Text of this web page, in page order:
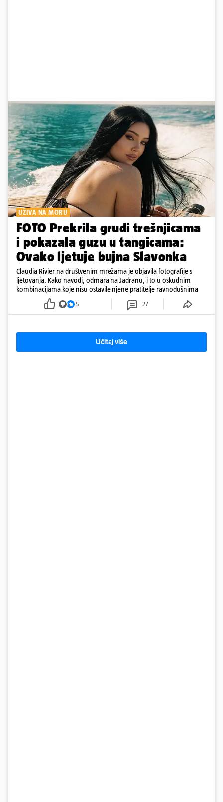
UŽIVA NA MORU
FOTO Prekrila grudi trešnjicama
i pokazala guzu u tangicama:
Ovako ljetuje bujna Slavonka
Claudia Rivier na društvenim mrežama je objavila fotografije s
ljetovanja. Kako navodi, odmara na Jadranu, i to u oskudnim
kombinacijama koje nisu ostavile njene pratitelje ravnodušnima
5 27
Učitaj više